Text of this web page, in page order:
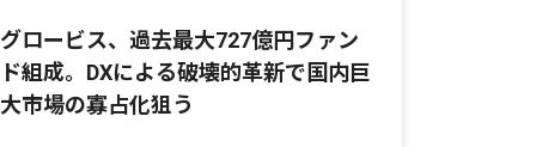
グロービス、過去最大727億円ファン
ド組成。DXによる破壊的革新で国内巨
大市場の寡占化狙う